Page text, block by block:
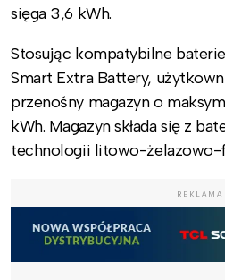
sięga 3,6 kWh.
Stosując kompatybilne
Smart Extra Battery,
przenośny magazyn o
kWh. Magazyn składa się z
technologii litowo-żelazowo-
REKLAMA